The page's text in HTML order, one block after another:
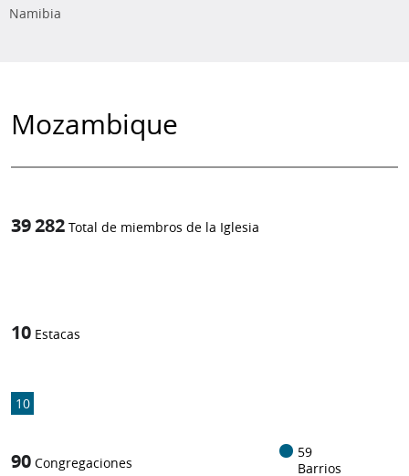
Namibia
Mozambique
39 282 Total de miembros de la Iglesia
10 Estacas
10
90 Congregaciones
59
Barrios